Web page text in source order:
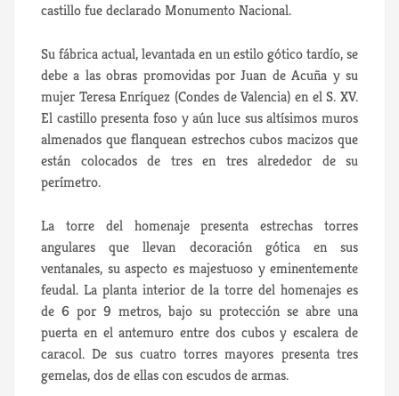
castillo fue declarado Monumento Nacional.
Su fábrica actual, levantada en un estilo gótico tardío, se
debe a las obras promovidas por Juan de Acuña y su
mujer Teresa Enríquez (Condes de Valencia) en el S. XV.
El castillo presenta foso y aún luce sus altísimos muros
almenados que flanquean estrechos cubos macizos que
están colocados de tres en tres alrededor de su
perímetro.
La torre del homenaje presenta estrechas torres
angulares que llevan decoración gótica en sus
ventanales, su aspecto es majestuoso y eminentemente
feudal. La planta interior de la torre del homenajes es
de 6 por 9 metros, bajo su protección se abre una
puerta en el antemuro entre dos cubos y escalera de
caracol. De sus cuatro torres mayores presenta tres
gemelas, dos de ellas con escudos de armas.